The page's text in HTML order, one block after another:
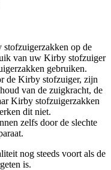
op de
van uw Kirby stofzuiger
gebruiken.
de Kirby stofzuiger, zijn
van de zuigkracht, de
Kirby stofzuigerzakken
dit niet.
zelfs door de slechte
nog steeds voort als de
is.